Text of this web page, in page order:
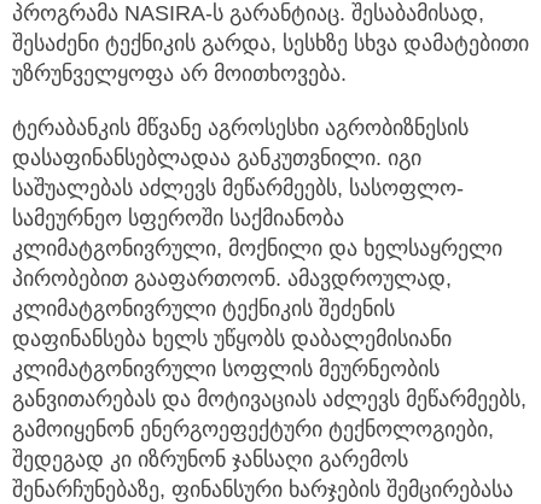
პროგრამა NASIRA-ს გარანტიაც. შესაბამისად,
შესაძენი ტექნიკის გარდა, სესხზე სხვა დამატებითი
უზრუნველყოფა არ მოითხოვება.
ტერაბანკის მწვანე აგროსესხი აგრობიზნესის
დასაფინანსებლადაა განკუთვნილი. იგი
საშუალებას აძლევს მეწარმეებს, სასოფლო-
სამეურნეო სფეროში საქმიანობა
კლიმატგონივრული, მოქნილი და ხელსაყრელი
პირობებით გააფართოონ. ამავდროულად,
კლიმატგონივრული ტექნიკის შეძენის
დაფინანსება ხელს უწყობს დაბალემისიანი
კლიმატგონივრული სოფლის მეურნეობის
განვითარებას და მოტივაციას აძლევს მეწარმეებს,
გამოიყენონ ენერგოეფექტური ტექნოლოგიები,
შედეგად კი იზრუნონ ჯანსაღი გარემოს
შენარჩუნებაზე, ფინანსური ხარჯების შემცირებასა